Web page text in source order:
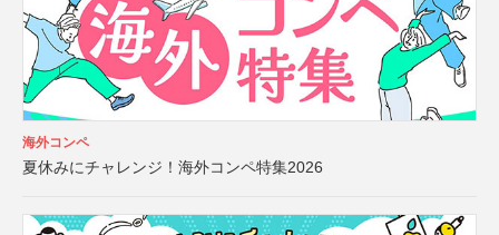
海外コンペ
夏休みにチャレンジ！海外コンペ特集2026